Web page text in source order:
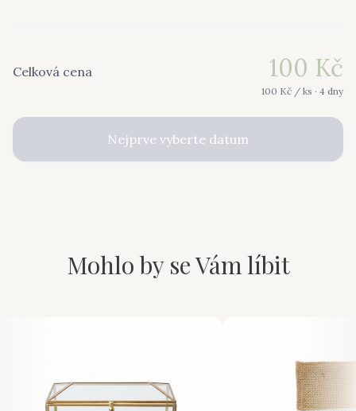
Celková cena 100 Kč
100 Kč / ks · 4 dny
Nejprve vyberte datum
Mohlo by se Vám líbit